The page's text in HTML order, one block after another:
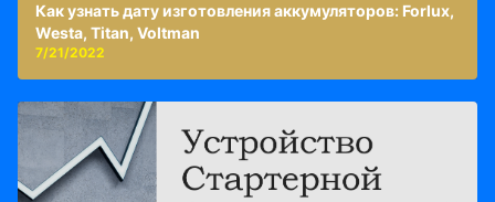
Как узнать дату изготовления аккумуляторов: Forlux,
Westa, Titan, Voltman
7/21/2022